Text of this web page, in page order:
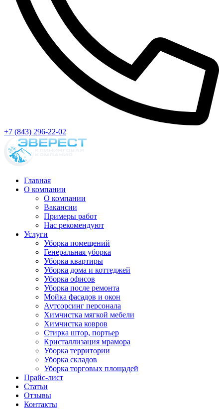
+7 (843) 296-22-02
Главная
О компании
О компании
Вакансии
Примеры работ
Нас рекомендуют
Услуги
Уборка помещений
Генеральная уборка
Уборка квартиры
Уборка дома и коттеджей
Уборка офисов
Уборка после ремонта
Мойка фасадов и окон
Аутсорсинг персонала
Химчистка мягкой мебели
Химчистка ковров
Стирка штор, портьер
Кристаллизация мрамора
Уборка территории
Уборка складов
Уборка торговых площадей
Прайс-лист
Cтатьи
Отзывы
Контакты